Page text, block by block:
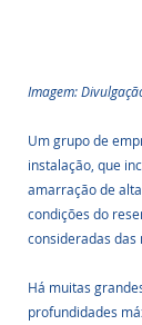
Imagem:
Um grupo de
instalação, que
amarração de
condições do
consideradas das
Há muitas
profundidades